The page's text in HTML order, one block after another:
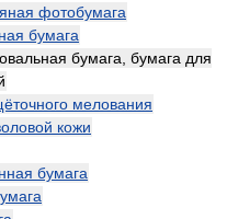
фотобумага
бумага
бумага, бумага для
мелования
кожи
бумага